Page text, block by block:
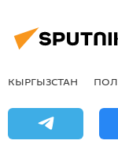
КЫРГЫЗСТАН